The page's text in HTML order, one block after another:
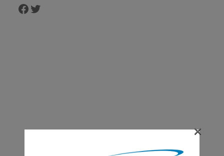
Facebook
Twitter
×